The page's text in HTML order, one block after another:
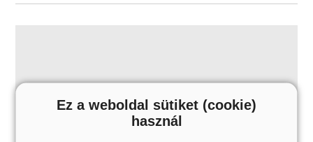
Ez a weboldal sütiket (cookie)
használ